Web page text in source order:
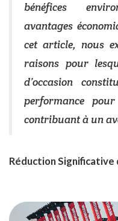
bénéfices
avantages
cet article, nous
raisons pour
d’occasion
performance
contribuant à un
Réduction